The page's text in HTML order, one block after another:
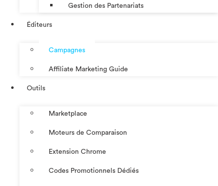
Gestion des Partenariats
Éditeurs
Campagnes
Affiliate Marketing Guide
Outils
Marketplace
Moteurs de Comparaison
Extension Chrome
Codes Promotionnels Dédiés